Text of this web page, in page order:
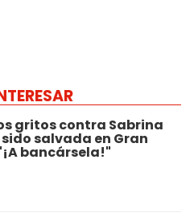
gritos contra Sabrina
salvada en Gran
bancársela!"